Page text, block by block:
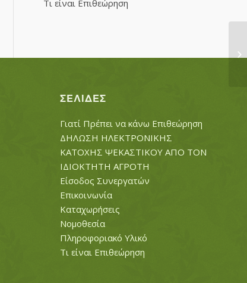
Τι είναι Επιθεώρηση
ΣΕΛΊΔΕΣ
Γιατί Πρέπει να κάνω Επιθεώρηση
ΔΗΛΩΣΗ ΗΛΕΚΤΡΟΝΙΚΗΣ
ΚΑΤΟΧΗΣ ΨΕΚΑΣΤΙΚΟΥ ΑΠΟ ΤΟΝ
ΙΔΙΟΚΤΗΤΗ ΑΓΡΟΤΗ
Είσοδος Συνεργατών
Επικοινωνία
Καταχωρήσεις
Νομοθεσία
Πληροφοριακό Υλικό
Τι είναι Επιθεώρηση